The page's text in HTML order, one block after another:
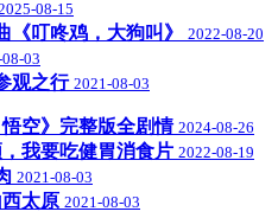
08-15
叮咚鸡，大狗叫》 2022-08-20
03
观之行 2021-08-03
空》完整版全剧情 2024-08-26
我要吃健胃消食片 2022-08-19
2021-08-03
太原 2021-08-03